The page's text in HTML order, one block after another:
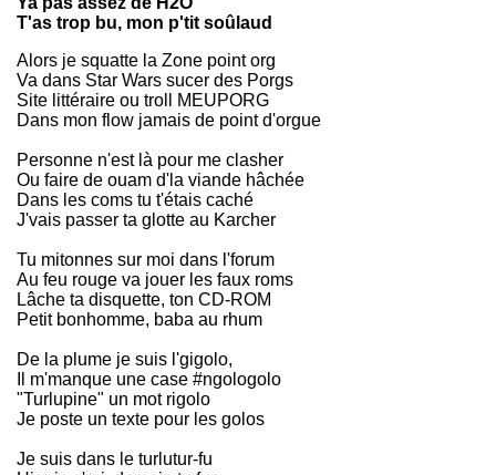
T'as trop bu, mon p'tit soûlaud
Alors je squatte la Zone point org
Va dans Star Wars sucer des Porgs
Site littéraire ou troll MEUPORG
Dans mon flow jamais de point d'orgue
Personne n'est là pour me clasher
Ou faire de ouam d'la viande hâchée
Dans les coms tu t'étais caché
J'vais passer ta glotte au Karcher
Tu mitonnes sur moi dans l'forum
Au feu rouge va jouer les faux roms
Lâche ta disquette, ton CD-ROM
Petit bonhomme, baba au rhum
De la plume je suis l'gigolo,
Il m'manque une case #ngologolo
"Turlupine" un mot rigolo
Je poste un texte pour les golos
Je suis dans le turlutur-fu